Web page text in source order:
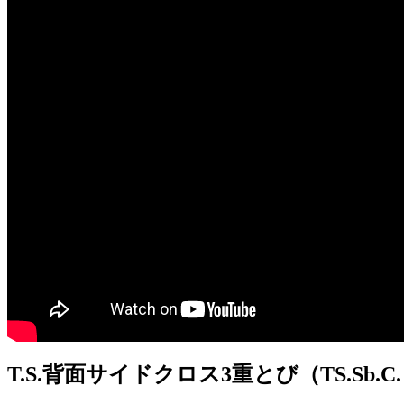
T.S.背面サイドクロス3重とび（